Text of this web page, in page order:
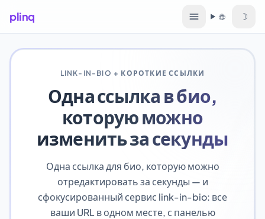
plinq 🌐
Язык ☽
LINK-IN-BIO + КОРОТКИЕ ССЫЛКИ
Одна ссылка в био,
которую можно
изменить за секунды
Одна ссылка для био, которую можно
отредактировать за секунды — и
сфокусированный сервис link-in-bio: все
ваши URL в одном месте, с панелью